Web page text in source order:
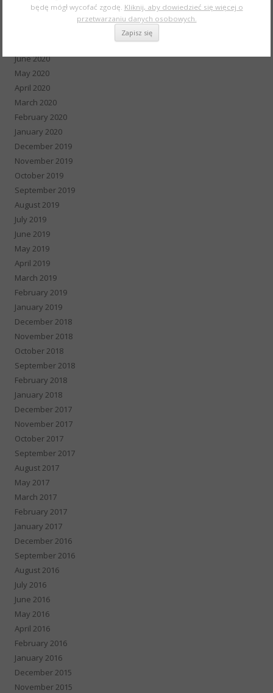
September 2020
June 2020
May 2020
April 2020
March 2020
February 2020
January 2020
December 2019
November 2019
October 2019
September 2019
August 2019
July 2019
June 2019
May 2019
April 2019
March 2019
February 2019
January 2019
December 2018
November 2018
October 2018
September 2018
February 2018
January 2018
December 2017
November 2017
October 2017
September 2017
August 2017
May 2017
March 2017
February 2017
January 2017
December 2016
September 2016
August 2016
July 2016
June 2016
May 2016
April 2016
February 2016
January 2016
December 2015
November 2015
będę mógł wycofać zgodę. Kliknij, aby dowiedzieć się więcej o
przetwarzaniu danych osobowych.